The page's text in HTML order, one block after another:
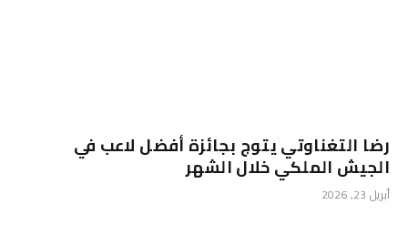
رضا التغناوتي يتوج بجائزة أفضل لاعب في
الجيش الملكي خلال الشهر
أبريل 23, 2026